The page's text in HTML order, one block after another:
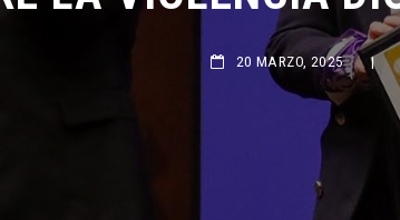
20 MARZO, 2025 |